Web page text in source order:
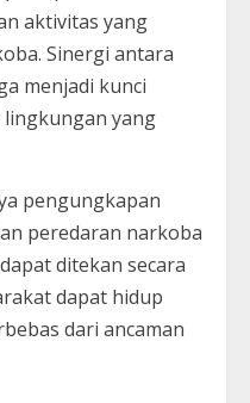
aktivitas yang
Sinergi antara
menjadi kunci
lingkungan yang
pengungkapan
peredaran narkoba
ditekan secara
dapat hidup
dari ancaman